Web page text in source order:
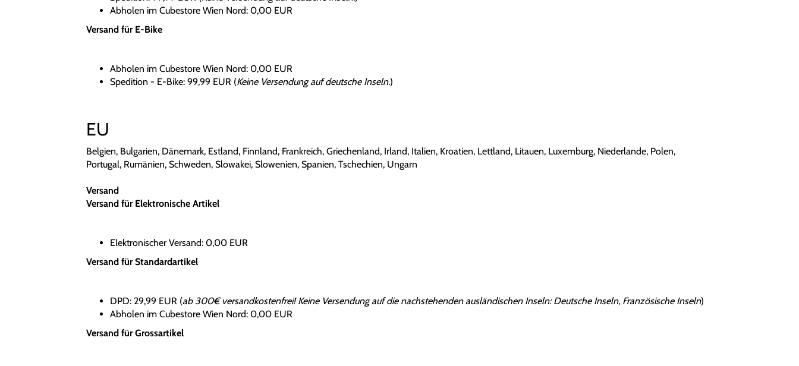
Abholen im Cubestore Wien Nord: 0,00 EUR
Versand für E-Bike
Abholen im Cubestore Wien Nord: 0,00 EUR
Spedition - E-Bike: 99,99 EUR (Keine Versendung auf deutsche Inseln.)
EU
Belgien, Bulgarien, Dänemark, Estland, Finnland, Frankreich, Griechenland, Irland, Italien, Kroatien, Lettland, Litauen, Luxemburg, Niederlande, Polen,
Portugal, Rumänien, Schweden, Slowakei, Slowenien, Spanien, Tschechien, Ungarn
Versand
Versand für Elektronische Artikel
Elektronischer Versand: 0,00 EUR
Versand für Standardartikel
DPD: 29,99 EUR (ab 300€ versandkostenfrei! Keine Versendung auf die nachstehenden ausländischen Inseln: Deutsche Inseln, Französische Inseln)
Abholen im Cubestore Wien Nord: 0,00 EUR
Versand für Grossartikel